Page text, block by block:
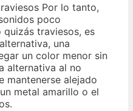
Por lo tanto,
poco
traviesos, es
una
un color menor sin
alternativa al no
mantenerse alejado
metal amarillo o el